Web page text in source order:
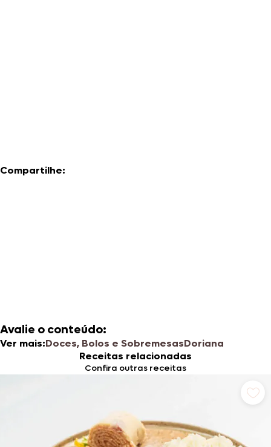
Compartilhe:
Avalie o conteúdo:
Ver mais:Doces, Bolos e SobremesasDoriana
Receitas relacionadas
Confira outras receitas